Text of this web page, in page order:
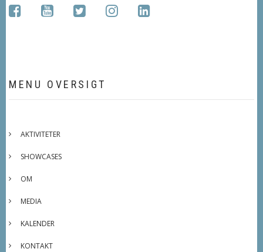
facebookyoutubetwitterinstagramlinkedin
MENU OVERSIGT
AKTIVITETER
SHOWCASES
OM
MEDIA
KALENDER
KONTAKT